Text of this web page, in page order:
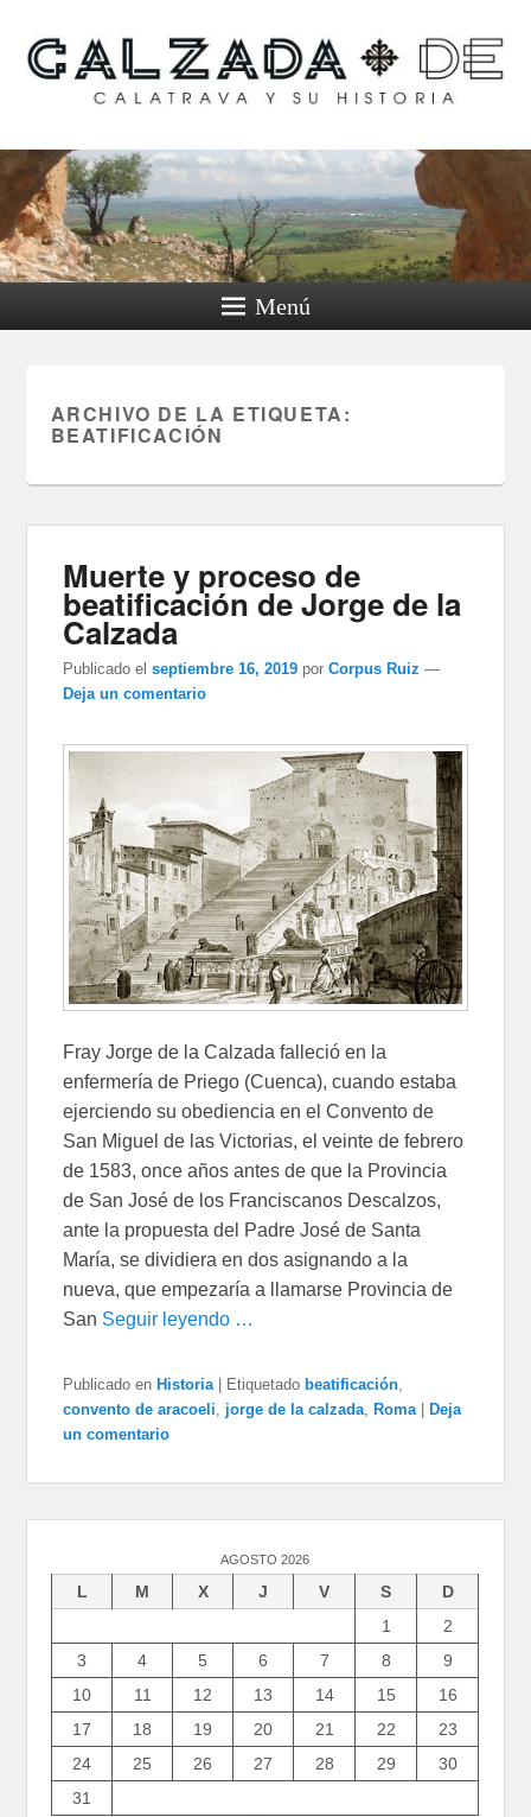
Calzada de Calatrava y
su historia
Menú
ARCHIVO DE LA ETIQUETA:
BEATIFICACIÓN
Muerte y proceso de
beatificación de Jorge de la
Calzada
Publicado el septiembre 16, 2019 porCorpus Ruiz —
Deja un comentario
Fray Jorge de la Calzada falleció en la
enfermería de Priego (Cuenca), cuando estaba
ejerciendo su obediencia en el Convento de
San Miguel de las Victorias, el veinte de febrero
de 1583, once años antes de que la Provincia
de San José de los Franciscanos Descalzos,
ante la propuesta del Padre José de Santa
María, se dividiera en dos asignando a la
nueva, que empezaría a llamarse Provincia de
San Seguir leyendo …
Publicado en Historia Etiquetado beatificación
convento de aracoeli
jorge de la calzada Roma
Deja
un comentario
AGOSTO 2026
L M X J V S
D
1
2
3
4 5 6 7 8
9
10
11 12 13 14 15
16
17
18 19 20 21 22
23
24
25 26 27 28 29
30
31